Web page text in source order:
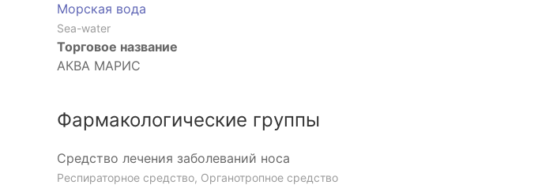
Морская вода
Sea-water
Торговое название
АКВА МАРИС
Фармакологические группы
Средство лечения заболеваний носа
Респираторное средство, Органотропное средство